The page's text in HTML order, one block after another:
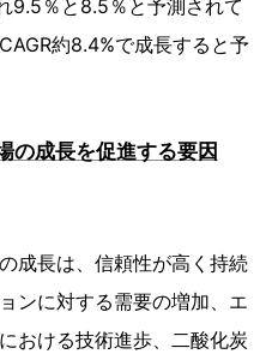
9.5％と8.5％と予測されて
約8.4%で成長すると予
の成長を促進する要因
成長は、信頼性が高く持続
ンに対する需要の増加、エ
おける技術進歩、二酸化炭